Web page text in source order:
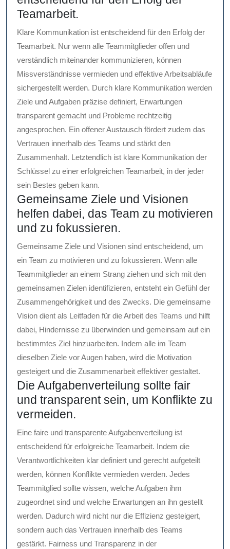
Teamarbeit.
Klare Kommunikation ist entscheidend für den Erfolg der
Teamarbeit. Nur wenn alle Teammitglieder offen und
verständlich miteinander kommunizieren, können
Missverständnisse vermieden und effektive Arbeitsabläufe
sichergestellt werden. Durch klare Kommunikation werden
Ziele und Aufgaben präzise definiert, Erwartungen
transparent gemacht und Probleme rechtzeitig
angesprochen. Ein offener Austausch fördert zudem das
Vertrauen innerhalb des Teams und stärkt den
Zusammenhalt. Letztendlich ist klare Kommunikation der
Schlüssel zu einer erfolgreichen Teamarbeit, in der jeder
sein Bestes geben kann.
Gemeinsame Ziele und Visionen
helfen dabei, das Team zu motivieren
und zu fokussieren.
Gemeinsame Ziele und Visionen sind entscheidend, um
ein Team zu motivieren und zu fokussieren. Wenn alle
Teammitglieder an einem Strang ziehen und sich mit den
gemeinsamen Zielen identifizieren, entsteht ein Gefühl der
Zusammengehörigkeit und des Zwecks. Die gemeinsame
Vision dient als Leitfaden für die Arbeit des Teams und hilft
dabei, Hindernisse zu überwinden und gemeinsam auf ein
bestimmtes Ziel hinzuarbeiten. Indem alle im Team
dieselben Ziele vor Augen haben, wird die Motivation
gesteigert und die Zusammenarbeit effektiver gestaltet.
Die Aufgabenverteilung sollte fair
und transparent sein, um Konflikte zu
vermeiden.
Eine faire und transparente Aufgabenverteilung ist
entscheidend für erfolgreiche Teamarbeit. Indem die
Verantwortlichkeiten klar definiert und gerecht aufgeteilt
werden, können Konflikte vermieden werden. Jedes
Teammitglied sollte wissen, welche Aufgaben ihm
zugeordnet sind und welche Erwartungen an ihn gestellt
werden. Dadurch wird nicht nur die Effizienz gesteigert,
sondern auch das Vertrauen innerhalb des Teams
gestärkt. Fairness und Transparenz in der